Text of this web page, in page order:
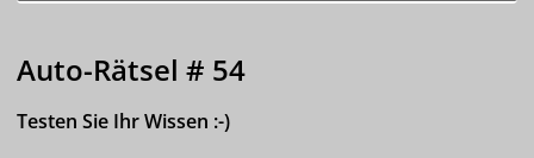
Auto-Rätsel # 54
Testen Sie Ihr Wissen :-)